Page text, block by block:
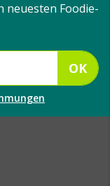
neuesten Foodie-
OK